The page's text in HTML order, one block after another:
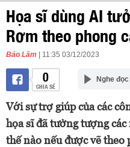
Họa sĩ dùng AI
Rơm theo phong
Bảo Lâm | 11:35 03/12/2023
0
CHIA SẺ
Nghe đọc
Với sự trợ giúp của các
họa sĩ đã tưởng tượng
thế nào nếu được vẽ theo